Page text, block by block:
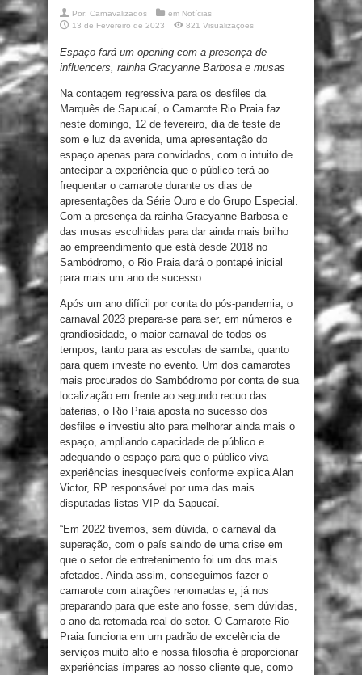
Por: Carnavalizados em Notícias
13 de Fevereiro de 2023
821 Visualizaçoes
Espaço fará um opening com a presença de
influencers, rainha Gracyanne Barbosa e musas
Na contagem regressiva para os desfiles da
Marquês de Sapucaí, o Camarote Rio Praia faz
neste domingo, 12 de fevereiro, dia de teste de
som e luz da avenida, uma apresentação do
espaço apenas para convidados, com o intuito de
antecipar a experiência que o público terá ao
frequentar o camarote durante os dias de
apresentações da Série Ouro e do Grupo Especial.
Com a presença da rainha Gracyanne Barbosa e
das musas escolhidas para dar ainda mais brilho
ao empreendimento que está desde 2018 no
Sambódromo, o Rio Praia dará o pontapé inicial
para mais um ano de sucesso.
Após um ano difícil por conta do pós-pandemia, o
carnaval 2023 prepara-se para ser, em números e
grandiosidade, o maior carnaval de todos os
tempos, tanto para as escolas de samba, quanto
para quem investe no evento. Um dos camarotes
mais procurados do Sambódromo por conta de sua
localização em frente ao segundo recuo das
baterias, o Rio Praia aposta no sucesso dos
desfiles e investiu alto para melhorar ainda mais o
espaço, ampliando capacidade de público e
adequando o espaço para que o público viva
experiências inesquecíveis conforme explica Alan
Victor, RP responsável por uma das mais
disputadas listas VIP da Sapucaí.
“Em 2022 tivemos, sem dúvida, o carnaval da
superação, com o país saindo de uma crise em
que o setor de entretenimento foi um dos mais
afetados. Ainda assim, conseguimos fazer o
camarote com atrações renomadas e, já nos
preparando para que este ano fosse, sem dúvidas,
o ano da retomada real do setor. O Camarote Rio
Praia funciona em um padrão de excelência de
serviços muito alto e nossa filosofia é proporcionar
experiências ímpares ao nosso cliente que, como